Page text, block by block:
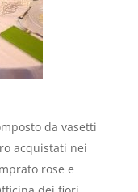
da vasetti
acquistati nei
rose e